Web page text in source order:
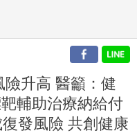
升高 醫籲：健
輔助治療納給付
發風險 共創健康